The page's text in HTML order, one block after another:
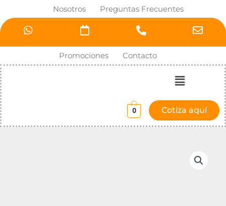
al
contenido
Nosotros Preguntas Frecuentes
Promociones Contacto
Menú
0 Cotiza aquí